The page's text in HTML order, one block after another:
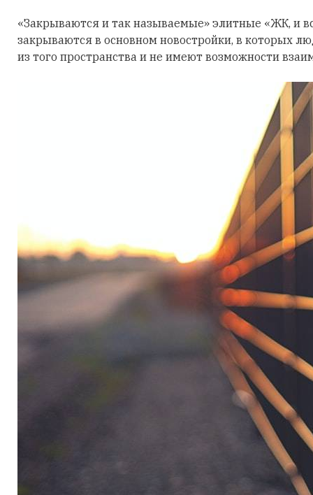
«Закрываются и так называемые» элитные «ЖК, и
закрываются в основном новостройки, в которых
из того пространства и не имеют возможности